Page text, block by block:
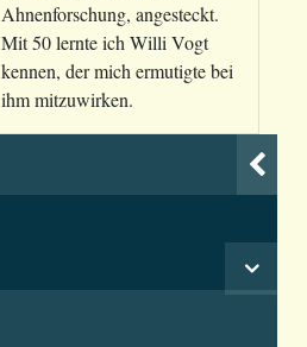
Ahnenforschung, angesteckt.
Mit 50 lernte ich Willi Vogt
kennen, der mich ermutigte bei
ihm mitzuwirken.